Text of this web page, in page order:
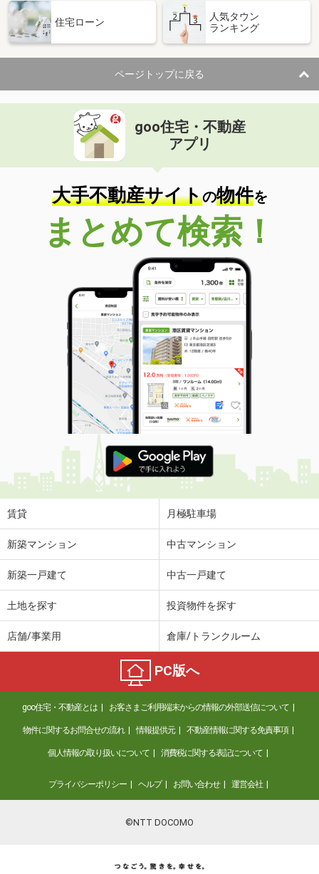
住宅ローン
人気タウン
ランキング
ページトップに戻る
goo住宅・不動産
アプリ
大手不動産サイトの物件を
まとめて検索！
賃貸 月極駐車場
新築マンション 中古マンション
新築一戸建て 中古一戸建て
土地を探す 投資物件を探す
店舗/事業用 倉庫/トランクルーム
PC版へ
goo住宅・不動産とは お客さまご利用端末からの情報の外部送信について
物件に関するお問合せの流れ 情報提供元 不動産情報に関する免責事項
個人情報の取り扱いについて 消費税に関する表記について
プライバシーポリシー ヘルプ お問い合わせ 運営会社
©NTT DOCOMO